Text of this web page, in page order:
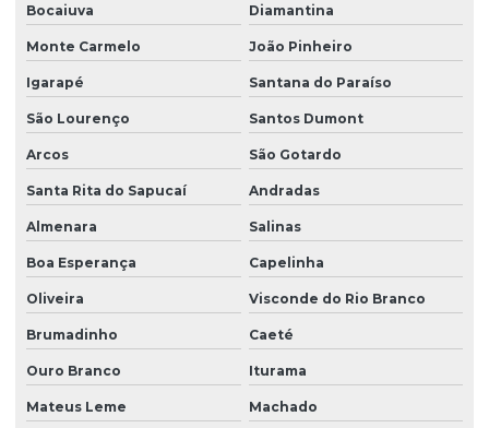
Bocaiuva Diamantina
Monte Carmelo João Pinheiro
Igarapé Santana do Paraíso
São Lourenço Santos Dumont
Arcos São Gotardo
Santa Rita do Sapucaí Andradas
Almenara Salinas
Boa Esperança Capelinha
Oliveira Visconde do Rio Branco
Brumadinho Caeté
Ouro Branco Iturama
Mateus Leme Machado